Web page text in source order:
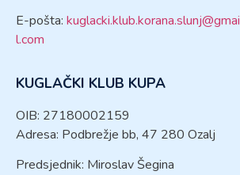
E-pošta: kuglacki.klub.korana.slunj@gmai
l.com
KUGLAČKI KLUB KUPA
OIB: 27180002159
Adresa: Podbrežje bb, 47 280 Ozalj
Predsjednik: Miroslav Šegina